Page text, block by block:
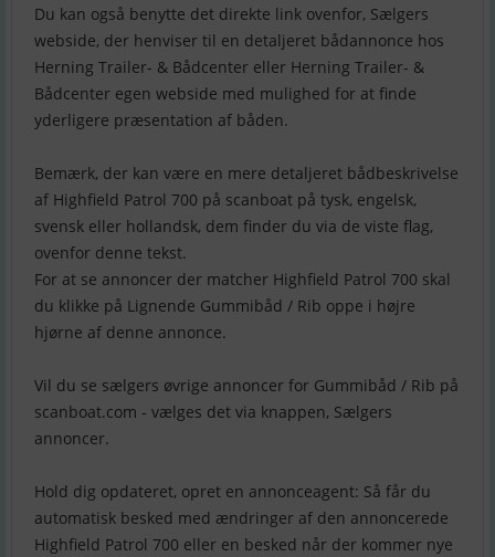
Du kan også benytte det direkte link ovenfor, Sælgers
webside, der henviser til en detaljeret bådannonce hos
Herning Trailer- & Bådcenter eller Herning Trailer- &
Bådcenter egen webside med mulighed for at finde
yderligere præsentation af båden.
Bemærk, der kan være en mere detaljeret bådbeskrivelse
af Highfield Patrol 700 på scanboat på tysk, engelsk,
svensk eller hollandsk, dem finder du via de viste flag,
ovenfor denne tekst.
For at se annoncer der matcher Highfield Patrol 700 skal
du klikke på Lignende Gummibåd / Rib oppe i højre
hjørne af denne annonce.
Vil du se sælgers øvrige annoncer for Gummibåd / Rib på
scanboat.com - vælges det via knappen, Sælgers
annoncer.
Hold dig opdateret, opret en annonceagent: Så får du
automatisk besked med ændringer af den annoncerede
Highfield Patrol 700 eller en besked når der kommer nye